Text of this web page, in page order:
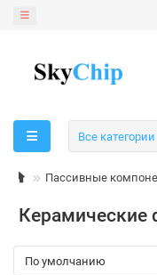
Все категории
Пассивные
Керамические